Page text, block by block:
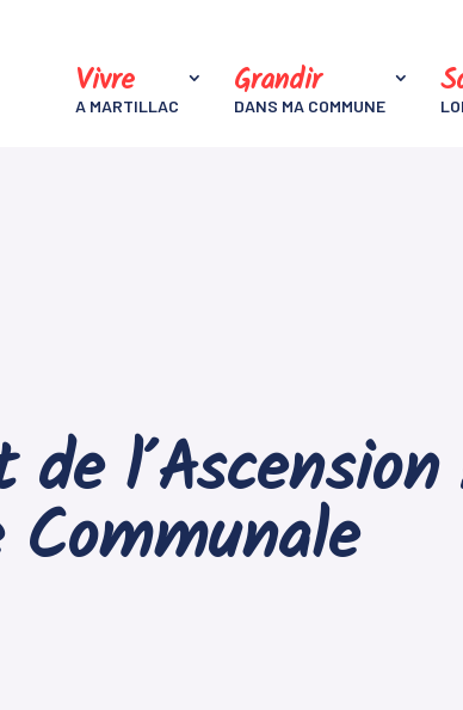
Vivre
A MARTILLAC
Grandir
DANS MA COMMUNE
Communale